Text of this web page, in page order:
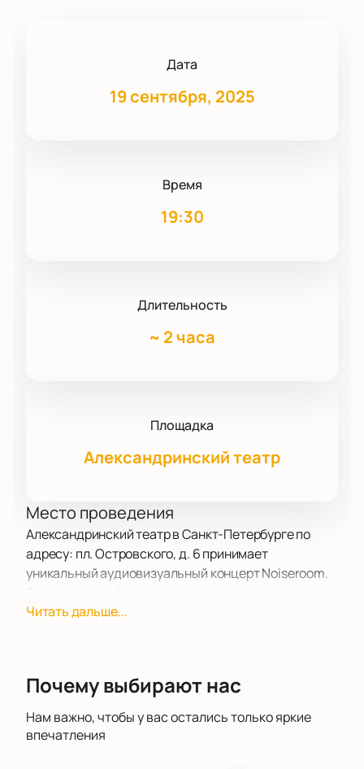
Дата
19 сентября, 2025
Время
19:30
Длительность
~ 2 часа
Площадка
Александринский театр
Место проведения
Александринский театр в Санкт-Петербурге по
адресу: пл. Островского, д. 6 принимает
уникальный аудиовизуальный концерт Noiseroom.
современное музыкальное искусство в самом
Noiseroom входит в программу «Новая электронная
музыка» и начинает сезон выступлений в
Александринском театре. Гости погружаются в
атмосферу аудиовизуальных шоу, где цифровое
Читать дальше...
Почему выбирают нас
Нам важно, чтобы у вас остались только яркие
впечатления